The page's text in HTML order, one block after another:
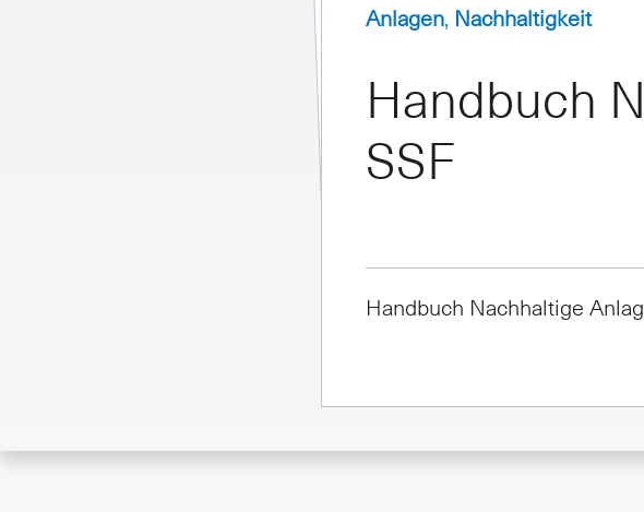
Anlagen, Nachhaltigkeit
Handbuch
SSF
Handbuch Nachhaltige